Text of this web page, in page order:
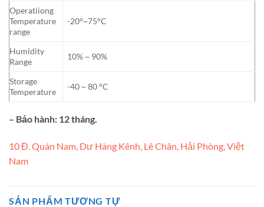
Operatiiong
Temperature
range
-20°~75°C
Humidity
Range
10% ~ 90%
Storage
Temperature
-40 ~ 80 °C
– Bảo hành: 12 tháng.
10 Đ. Quán Nam, Dư Hàng Kênh, Lê Chân, Hải Phòng, Việt
Nam
SẢN PHẨM TƯƠNG TỰ